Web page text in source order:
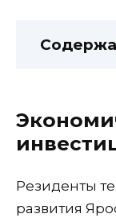
Резиденты
развития